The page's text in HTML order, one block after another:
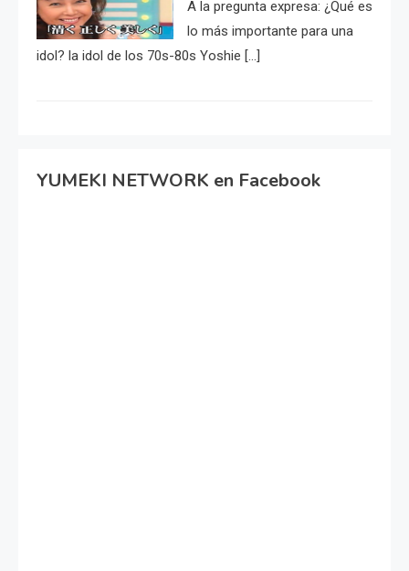
A la pregunta expresa: ¿Qué es
lo más importante para una
idol? la idol de los 70s-80s Yoshie […]
YUMEKI NETWORK en Facebook